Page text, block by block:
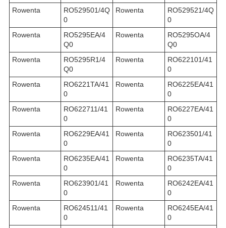
Rowenta
RO529501/4Q
0
Rowenta
RO529521/4Q
0
Rowenta
RO5295EA/4
Q0
Rowenta
RO5295OA/4
Q0
Rowenta
RO5295R1/4
Q0
Rowenta
RO622101/41
0
Rowenta
RO6221TA/41
0
Rowenta
RO6225EA/41
0
Rowenta
RO622711/41
0
Rowenta
RO6227EA/41
0
Rowenta
RO6229EA/41
0
Rowenta
RO623501/41
0
Rowenta
RO6235EA/41
0
Rowenta
RO6235TA/41
0
Rowenta
RO623901/41
0
Rowenta
RO6242EA/41
0
Rowenta
RO624511/41
0
Rowenta
RO6245EA/41
0